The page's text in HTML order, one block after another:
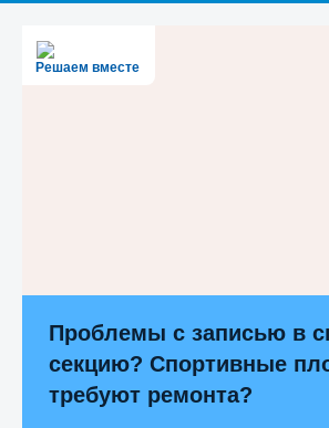
Решаем вместе
Проблемы с записью в
секцию? Спортивные
требуют ремонта?